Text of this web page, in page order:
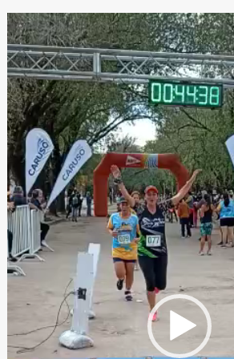
Reproductor
de
video